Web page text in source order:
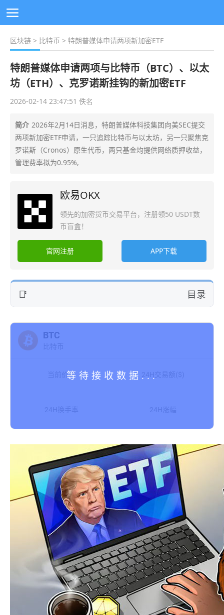
区块链 > 比特币 > 特朗普媒体申请两项新加密ETF
特朗普媒体申请两项与比特币（BTC）、以太
坊（ETH）、克罗诺斯挂钩的新加密ETF
2026-02-14 23:47:51 佚名
简介 2026年2月14日消息，特朗普媒体科技集团向美SEC提交
两项新加密ETF申请，一只追踪比特币与以太坊，另一只聚焦克
罗诺斯（Cronos）原生代币，两只基金均提供网络质押收益，
管理费率拟为0.95%,
欧易OKX
领先的加密货币交易平台，注册领50 USDT数
币盲盒！
官网注册 APP下载
目录
BTC
比特币
当前价格 24H交易额($)
24H换手率 24H涨幅